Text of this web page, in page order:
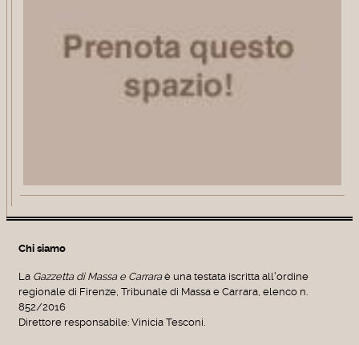
Chi siamo
La Gazzetta di Massa e Carraraè una testata iscritta all'ordine
regionale di Firenze, Tribunale di Massa e Carrara, elenco n.
852/2016
Direttore responsabile: Vinicia Tesconi.